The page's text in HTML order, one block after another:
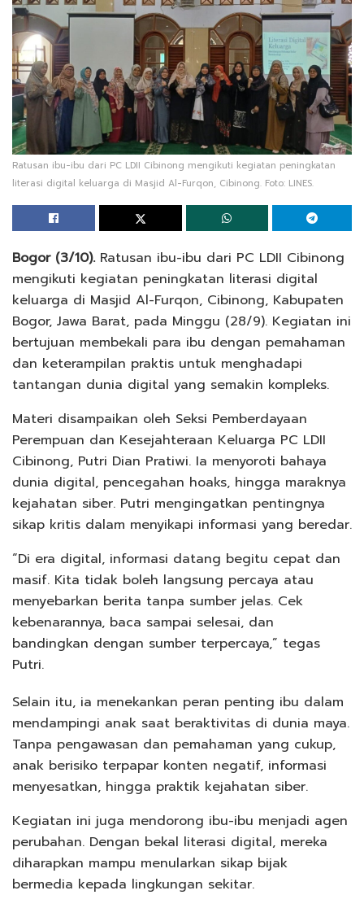
Ratusan ibu-ibu dari PC LDII Cibinong mengikuti kegiatan peningkatan
literasi digital keluarga di Masjid Al-Furqon, Cibinong. Foto: LINES.
Bogor (3/10).Ratusan ibu-ibu dari PC LDII Cibinong
mengikuti kegiatan peningkatan literasi digital
keluarga di Masjid Al-Furqon, Cibinong, Kabupaten
Bogor, Jawa Barat, pada Minggu (28/9). Kegiatan ini
bertujuan membekali para ibu dengan pemahaman
dan keterampilan praktis untuk menghadapi
tantangan dunia digital yang semakin kompleks.
Materi disampaikan oleh Seksi Pemberdayaan
Perempuan dan Kesejahteraan Keluarga PC LDII
Cibinong, Putri Dian Pratiwi. Ia menyoroti bahaya
dunia digital, pencegahan hoaks, hingga maraknya
kejahatan siber. Putri mengingatkan pentingnya
sikap kritis dalam menyikapi informasi yang beredar.
“Di era digital, informasi datang begitu cepat dan
masif. Kita tidak boleh langsung percaya atau
menyebarkan berita tanpa sumber jelas. Cek
kebenarannya, baca sampai selesai, dan
bandingkan dengan sumber terpercaya,” tegas
Putri.
Selain itu, ia menekankan peran penting ibu dalam
mendampingi anak saat beraktivitas di dunia maya.
Tanpa pengawasan dan pemahaman yang cukup,
anak berisiko terpapar konten negatif, informasi
menyesatkan, hingga praktik kejahatan siber.
Kegiatan ini juga mendorong ibu-ibu menjadi agen
perubahan. Dengan bekal literasi digital, mereka
diharapkan mampu menularkan sikap bijak
bermedia kepada lingkungan sekitar.